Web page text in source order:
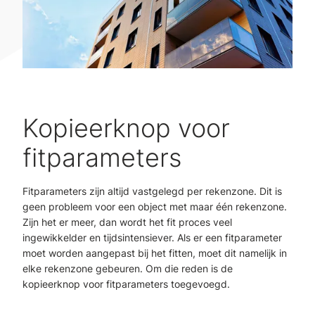
Kopieerknop voor
fitparameters
Fitparameters zijn altijd vastgelegd per rekenzone. Dit is
geen probleem voor een object met maar één rekenzone.
Zijn het er meer, dan wordt het fit proces veel
ingewikkelder en tijdsintensiever. Als er een fitparameter
moet worden aangepast bij het fitten, moet dit namelijk in
elke rekenzone gebeuren. Om die reden is de
kopieerknop voor fitparameters toegevoegd.